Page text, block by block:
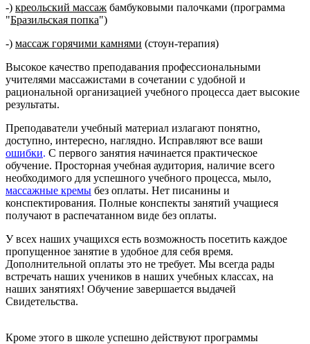
-) креольский массаж бамбуковыми палочками (программа
"Бразильская попка")
-) массаж горячими камнями (стоун-терапия)
Высокое качество преподавания профессиональными
учителями массажистами в сочетании с удобной и
рациональной организацией учебного процесса дает высокие
результаты.
Преподаватели учебный материал излагают понятно,
доступно, интересно, наглядно. Исправляют все ваши
ошибки. С первого занятия начинается практическое
обучение. Просторная учебная аудитория, наличие всего
необходимого для успешного учебного процесса, мыло,
массажные кремы без оплаты. Нет писанины и
конспектирования. Полные конспекты занятий учащиеся
получают в распечатанном виде без оплаты.
У всех наших учащихся есть возможность посетить каждое
пропущенное занятие в удобное для себя время.
Дополнительной оплаты это не требует. Мы всегда рады
встречать наших учеников в наших учебных классах, на
наших занятиях! Обучение завершается выдачей
Свидетельства.
Кроме этого в школе успешно действуют программы